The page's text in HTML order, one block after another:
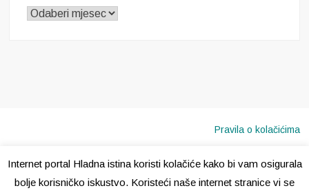
ARHIVA
Pravila o kolačićima
Internet portal Hladna istina koristi kolačiće kako bi vam osigurala
bolje korisničko iskustvo. Koristeći naše internet stranice vi se
Copyright © 2020 · Sva prava pridržana · Hladna Istina